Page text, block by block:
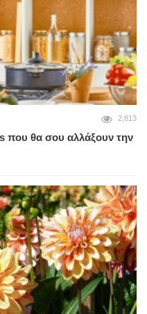
2,813
που θα σου αλλάξουν την